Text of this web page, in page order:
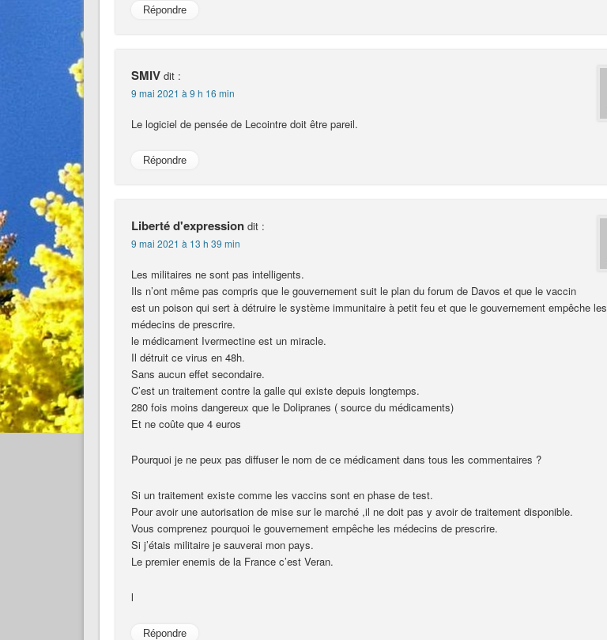
Répondre
SMIV dit :
9 mai 2021 à 9 h 16 min
Le logiciel de pensée de Lecointre doit être pareil.
Répondre
Liberté d'expression dit :
9 mai 2021 à 13 h 39 min
Les militaires ne sont pas intelligents.
Ils n’ont même pas compris que le gouvernement suit le plan du forum de Davos et que le vaccin
est un poison qui sert à détruire le système immunitaire à petit feu et que le gouvernement empêche les
médecins de prescrire.
le médicament Ivermectine est un miracle.
Il détruit ce virus en 48h.
Sans aucun effet secondaire.
C’est un traitement contre la galle qui existe depuis longtemps.
280 fois moins dangereux que le Dolipranes ( source du médicaments)
Et ne coûte que 4 euros
Pourquoi je ne peux pas diffuser le nom de ce médicament dans tous les commentaires ?
Si un traitement existe comme les vaccins sont en phase de test.
Pour avoir une autorisation de mise sur le marché ,il ne doit pas y avoir de traitement disponible.
Vous comprenez pourquoi le gouvernement empêche les médecins de prescrire.
Si j’étais militaire je sauverai mon pays.
Le premier enemis de la France c’est Veran.
l
Répondre